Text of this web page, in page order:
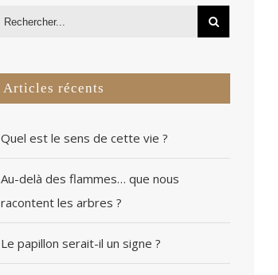
Articles récents
Quel est le sens de cette vie ?
Au-delà des flammes… que nous
racontent les arbres ?
Le papillon serait-il un signe ?